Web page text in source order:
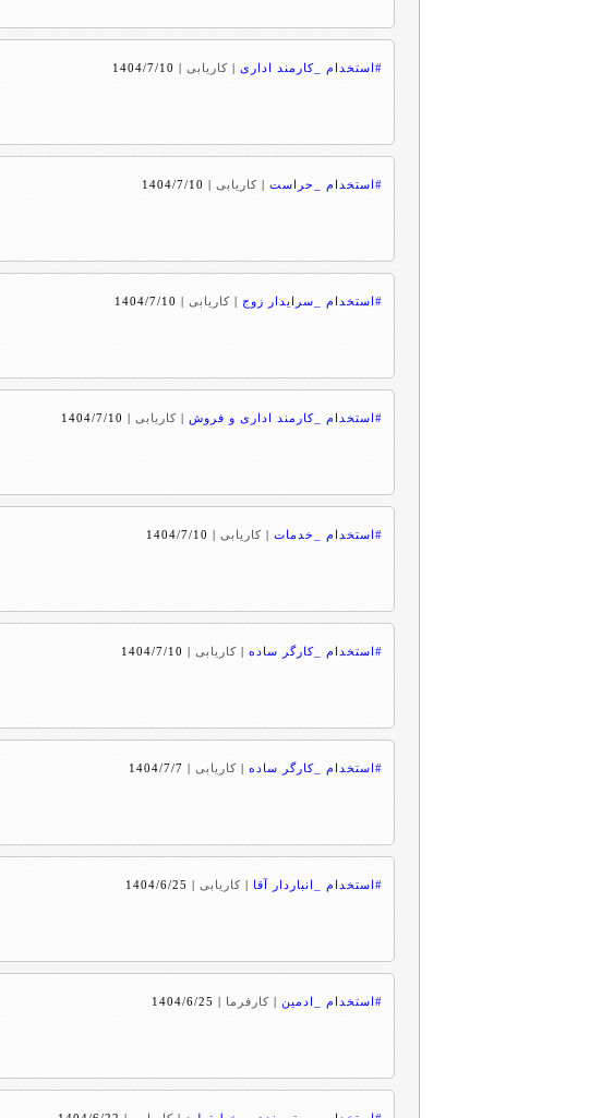
#استخدام _کارمند اداری | کاریابی|
1404/7/10
#استخدام _حراست | کاریابی|
1404/7/10
#استخدام _سرایدار زوج | کاریابی|
1404/7/10
#استخدام _کارمند اداری و فروش | کاریابی|
1404/7/10
#استخدام _خدمات | کاریابی|
1404/7/10
#استخدام _کارگر ساده | کاریابی|
1404/7/10
#استخدام _کارگر ساده | کاریابی|
1404/7/7
#استخدام _انباردار آقا | کاریابی|
1404/6/25
#استخدام _ادمین | کارفرما |
1404/6/25